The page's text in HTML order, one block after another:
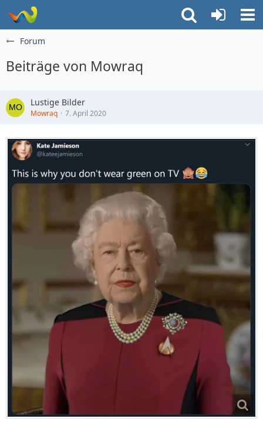
Forum
Beiträge von Mowraq
Lustige Bilder
Mowraq 7. April 2020